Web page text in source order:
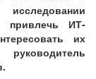
привлечь ИТ-
их